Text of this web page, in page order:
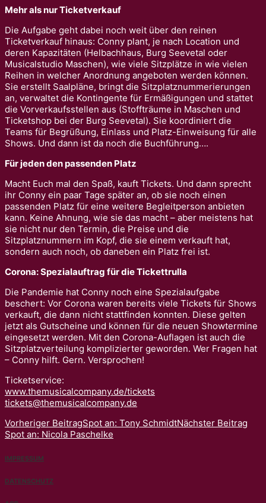
Mehr als nur Ticketverkauf
Die Aufgabe geht dabei noch weit über den reinen
Ticketverkauf hinaus: Conny plant, je nach Location und
deren Kapazitäten (Helbachhaus, Burg Seevetal oder
Musicalstudio Maschen), wie viele Sitzplätze in wie vielen
Reihen in welcher Anordnung angeboten werden können.
Sie erstellt Saalpläne, bringt die Sitzplatznummerierungen
an, verwaltet die Kontingente für Ermäßigungen und stattet
die Vorverkaufsstellen aus (Stoffträume in Maschen und
Ticketshop bei der Burg Seevetal). Sie koordiniert die
Teams für Begrüßung, Einlass und Platz-Einweisung für alle
Shows. Und dann ist da noch die Buchführung….
Für jeden den passenden Platz
Macht Euch mal den Spaß, kauft Tickets. Und dann sprecht
ihr Conny ein paar Tage später an, ob sie noch einen
passenden Platz für eine weitere Begleitperson anbieten
kann. Keine Ahnung, wie sie das macht – aber meistens hat
sie nicht nur den Termin, die Preise und die
Sitzplatznummern im Kopf, die sie einem verkauft hat,
sondern auch noch, ob daneben ein Platz frei ist.
Corona: Spezialauftrag für die Tickettrulla
Die Pandemie hat Conny noch eine Spezialaufgabe
beschert: Vor Corona waren bereits viele Tickets für Shows
verkauft, die dann nicht stattfinden konnten. Diese gelten
jetzt als Gutscheine und können für die neuen Showtermine
eingesetzt werden. Mit den Corona-Auflagen ist auch die
Sitzplatzverteilung komplizierter geworden. Wer Fragen hat
– Conny hilft. Gern. Versprochen!
Ticketservice:
www.themusicalcompany.de/tickets
tickets@themusicalcompany.de
Vorheriger BeitragSpot an: Tony SchmidtNächster Beitrag
Spot an: Nicola Paschelke
IMPRESSUM
DATENSCHUTZ